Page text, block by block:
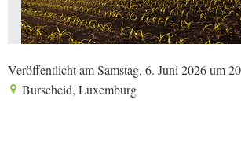
Veröffentlicht am Samstag, 6. Juni 2026 um
Burscheid, Luxemburg